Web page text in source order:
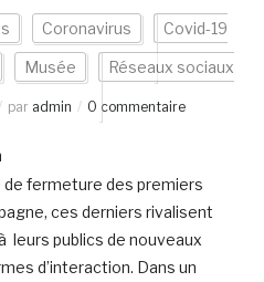
Coronavirus Covid-19
Musée Réseaux sociaux
par admin 0 commentaire
de fermeture des premiers
ces derniers rivalisent
leurs publics de nouveaux
d’interaction. Dans un